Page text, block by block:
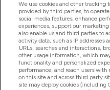
Offerte & Sconti
2026 THG Nutrition Limited
MyVitamins.com is an
Frasers Group Financial
authorised and regulated by
We use cookies and other tracking
provided by third parties, to
social media features, enhance
experiences, support our
also enable us and third parties to
activity data, such as IP addresses
URLs, searches and interactions,
other usage information, which
functionality and personalized
performance, and reach users
on this site and across third party
site may deploy cookies (including